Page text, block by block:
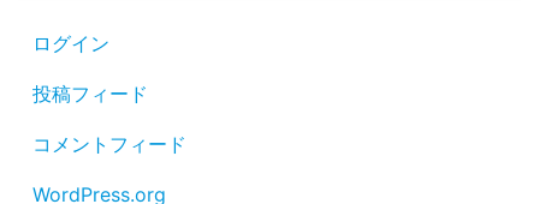
ログイン
投稿フィード
コメントフィード
WordPress.org